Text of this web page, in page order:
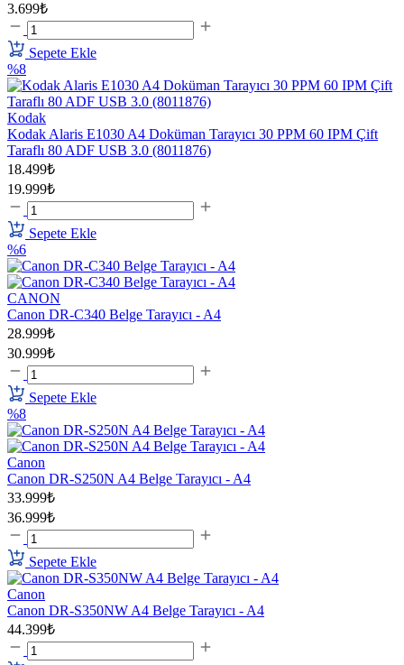
3.699₺
Sepete Ekle
%8
Kodak
Kodak Alaris E1030 A4 Doküman Tarayıcı 30 PPM 60 IPM Çift
Taraflı 80 ADF USB 3.0 (8011876)
18.499₺
19.999₺
Sepete Ekle
%6
CANON
Canon DR-C340 Belge Tarayıcı - A4
28.999₺
30.999₺
Sepete Ekle
%8
Canon
Canon DR-S250N A4 Belge Tarayıcı - A4
33.999₺
36.999₺
Sepete Ekle
Canon
Canon DR-S350NW A4 Belge Tarayıcı - A4
44.399₺